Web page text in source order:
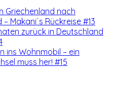
Griechenland nach
Makani´s Rückreise #13
zurück in Deutschland
ins Wohnmobil – ein
muss her! #15